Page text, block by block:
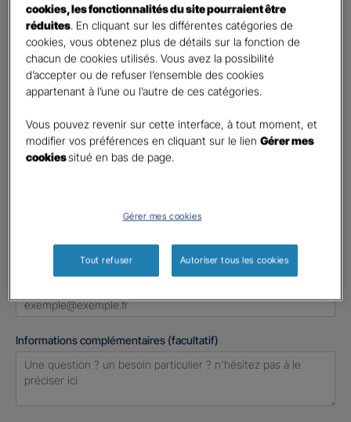
Etes-vous déjà client Gan assurances ?*
Oui
Non
*
Monsieur
Contact*
United
*
Informations complémentaires (facultatif)
cookies, les fonctionnalités du site pourraient être
réduites . En cliquant sur les différentes catégories de
cookies, vous obtenez plus de détails sur la fonction de
chacun de cookies utilisés. Vous avez la possibilité
d’accepter ou de refuser l’ensemble des cookies
appartenant à l’une ou l’autre de ces catégories.
Vous pouvez revenir sur cette interface, à tout moment, et
modifier vos préférences en cliquant sur le lienGérer mes
cookiessitué en bas de page.
Gérer mes cookies
Tout refuser Autoriser tous les cookies